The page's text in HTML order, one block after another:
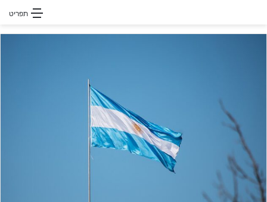
תפריט